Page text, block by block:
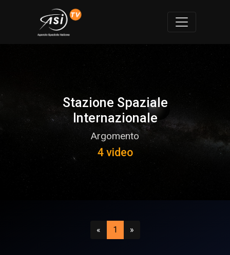
Stazione Spaziale
Internazionale
Argomento
4 video
«Precedente
1 (attuale)
»Successivo